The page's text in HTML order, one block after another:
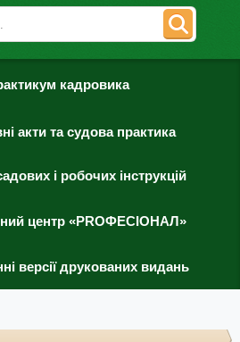
кадровика
акти та судова практика
і робочих інструкцій
центр «PROФЕСІОНАЛ»
версії друкованих видань